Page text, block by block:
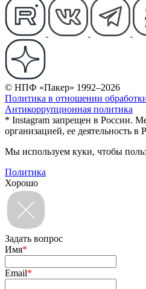
© НПФ «Пакер» 1992–2026
Политика в отношении
Антикоррупционная политика
* Instagram запрещен в России.
организацией, ее деятельность в
Мы используем куки, чтобы
Политика
Хорошо
Задать вопрос
Имя*
Email*